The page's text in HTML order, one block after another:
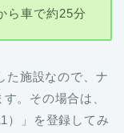
ら車で約25分
た施設なので、ナ
。その場合は、
）」を登録してみ